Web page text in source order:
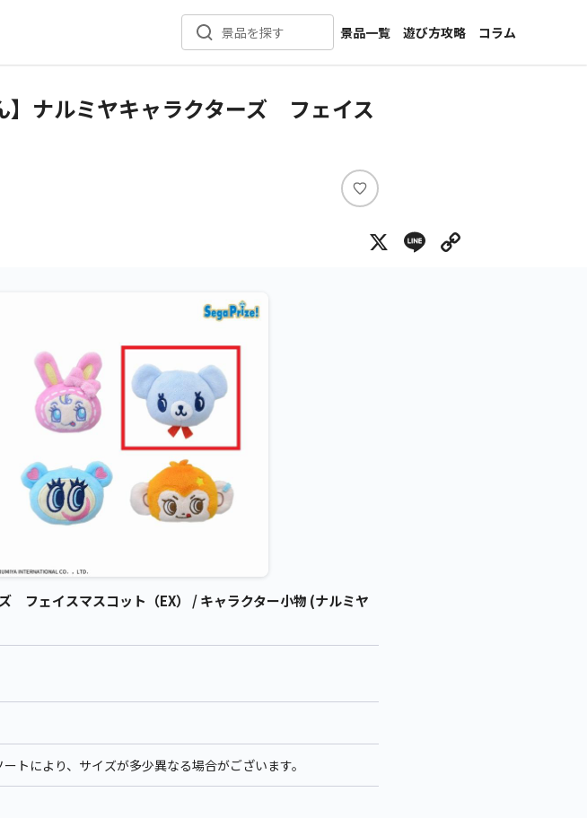
景品を探す
景品一覧
新着景品
カテゴリ一覧
遊び方攻略
コラム
インタビュー
】ナルミヤキャラクターズ フェイス
い
ね
X Line
フェイスマスコット（EX） / キャラクター小物 (ナルミヤ
により、サイズが多少異なる場合がございます。